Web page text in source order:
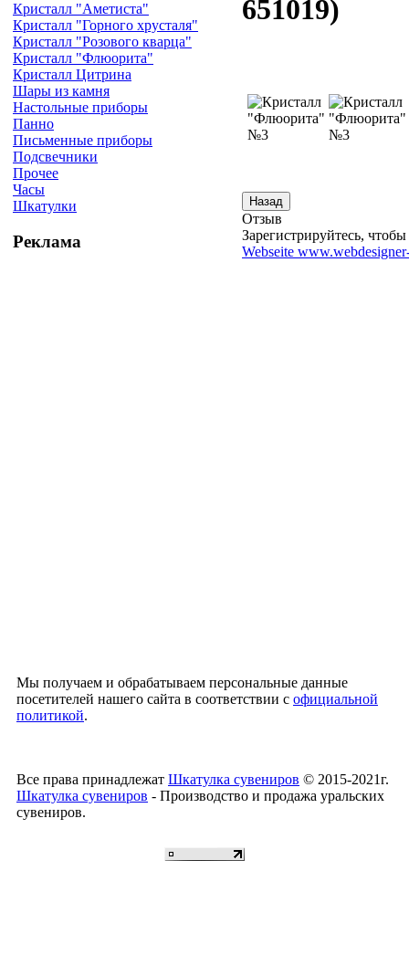
Кристалл "Аметиста"
Кристалл "Горного хрусталя"
Кристалл "Розового кварца"
Кристалл "Флюорита"
Кристалл Цитрина
Шары из камня
Настольные приборы
Панно
Письменные приборы
Подсвечники
Прочее
Часы
Шкатулки
Реклама
651019)
Отзыв
Зарегистрируйтесь, чтобы
Webseite
Мы получаем и обрабатываем персональные данные
посетителей нашего сайта в соответствии с официальной
политикой.
Все права принадлежат Шкатулка сувениров © 2015-2021г.
Шкатулка сувениров - Производство и продажа уральских
сувениров.